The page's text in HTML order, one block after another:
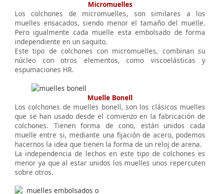
Micromuelles
Los colchones de micromuelles, son similares a los
muelles ensacados, siendo menor el tamaño del muelle.
Pero igualmente cada muelle esta embolsado de forma
independiente en un saquito.
Este tipo de colchones con micromuelles, combinan su
núcleo con otros elementos, como viscoelásticas y
espumaciones HR.
Muelle Bonell
Los colchones de muelles bonell, son los clásicos muelles
que se han usado desde el comienzo en la fabricación de
colchones. Tienen forma de cono, están unidos cada
muelle entre si, mediante una fijación de acero, podemos
hacernos la idea que tienen la forma de un reloj de arena.
La independencia de lechos en este tipo de colchones es
menor ya que al estar unidos los muelles unos repercuten
sobre otros.